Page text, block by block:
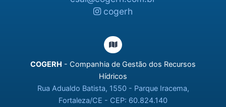
cogerh
COGERH - Companhia de Gestão dos Recursos
Hídricos
Rua Adualdo Batista, 1550 - Parque Iracema,
Fortaleza/CE - CEP: 60.824.140